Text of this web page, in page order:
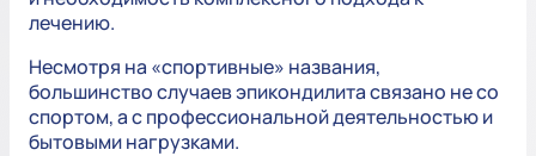
лечению.
Несмотря на «спортивные» названия,
большинство случаев эпикондилита связано не со
спортом, а с профессиональной деятельностью и
бытовыми нагрузками.